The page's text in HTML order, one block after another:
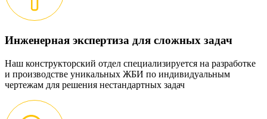
Инженерная экспертиза для сложных задач
Наш конструкторский отдел специализируется на разработке
и производстве уникальных ЖБИ по индивидуальным
чертежам для решения нестандартных задач